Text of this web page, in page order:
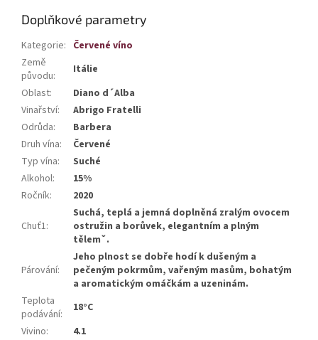
Doplňkové parametry
Kategorie: Červené víno
Země
původu:
Itálie
Oblast:
Diano d´Alba
Vinařství:
Abrigo Fratelli
Odrůda:
Barbera
Druh vína:
Červené
Typ vína:
Suché
Alkohol:
15%
Ročník: 2020
Chuť1:
Suchá, teplá a jemná doplněná zralým ovocem
ostružin a borůvek, elegantním a plným
tělemˇ.
Párování:
Jeho plnost se dobře hodí k dušeným a
pečeným pokrmům, vařeným masům, bohatým
a aromatickým omáčkám a uzeninám.
Teplota
podávání:
18°C
Vivino:
4.1